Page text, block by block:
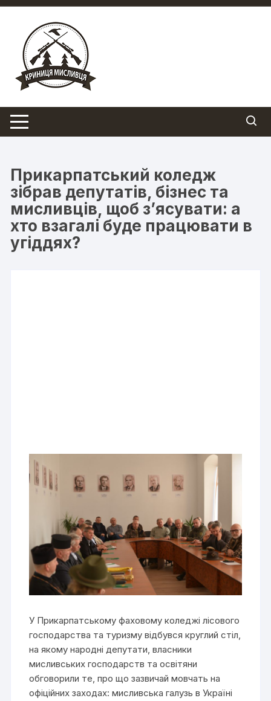
Перейти
вмісту
Прикарпатський коледж
зібрав депутатів, бізнес та
мисливців, щоб з’ясувати: а
хто взагалі буде працювати в
угіддях?
У Прикарпатському фаховому коледжі лісового
господарства та туризму відбувся круглий стіл,
на якому народні депутати, власники
мисливських господарств та освітяни
обговорили те, про що зазвичай мовчать на
офіційних заходах: мисливська галузь в Україні